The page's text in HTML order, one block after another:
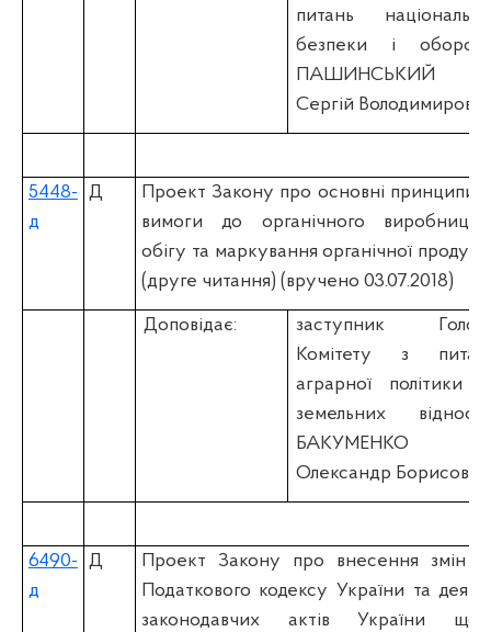
питань
безпеки і
ПАШИНСЬКИЙ
Сергій
5448-
д
Д
Проект Закону про основні принципи
вимоги до органічного
обігу та маркування органічної
(друге читання) (вручено 03.07.2018)
Доповідає:
заступник
Комітету з
аграрної політики
земельних
БАКУМЕНКО
Олександр Борисович
6490-
д
Д
Проект Закону про внесення змін
Податкового кодексу України та
законодавчих актів України